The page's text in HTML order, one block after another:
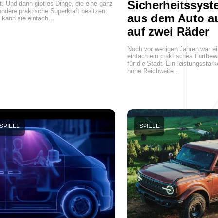
Und dann gibt es Dinge, die eine ganz
praktische Superkraft besitzen:
kann sie einfach…
aus dem Auto
auf zwei Räder
Noch vor wenigen Jahren war
einfach ein praktisches
für die Stadt. Ein
hohe Reichweite…
SPIELE